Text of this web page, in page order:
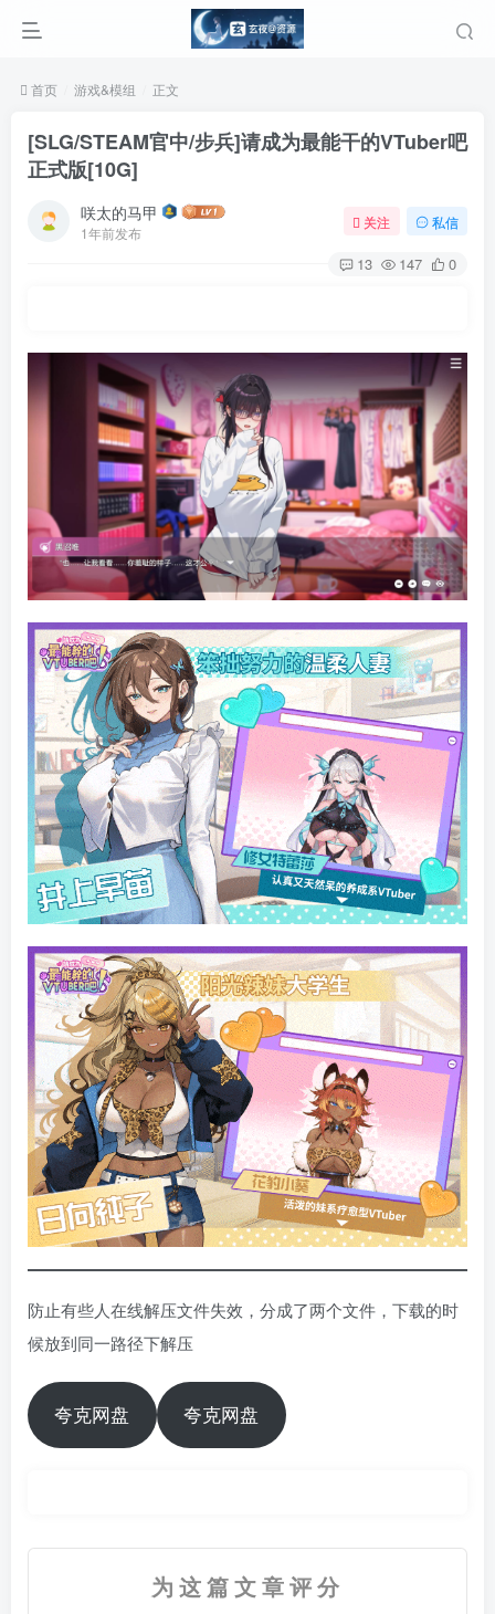
首页 游戏&模组 正文
[SLG/STEAM官中/步兵]请成为最能干的VTuber吧
正式版[10G]
咲太的马甲
1年前发布
关注 私信
13 147 0
防止有些人在线解压文件失效，分成了两个文件，下载的时
候放到同一路径下解压
夸克网盘 夸克网盘
为这篇文章评分